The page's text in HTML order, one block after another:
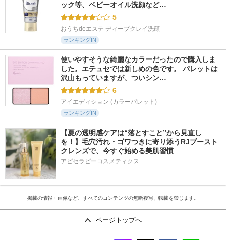
ック等、ベビーオイル洗顔など…
5
おうちdeエステ ディープクレイ洗顔
ランキングIN
使いやすそうな綺麗なカラーだったので購入しま
した。エテュセでは新しめの色です。 パレットは
沢山もっていますが、ついシン…
6
アイエディション (カラーパレット)
ランキングIN
【夏の透明感ケアは“落とすこと”から見直し
を！】毛穴汚れ・ゴワつきに寄り添うRJブースト
クレンズで、今すぐ始める美肌習慣
アピセラピーコスメティクス
掲載の情報・画像など、すべてのコンテンツの無断複写、転載を禁じます。
ページトップへ